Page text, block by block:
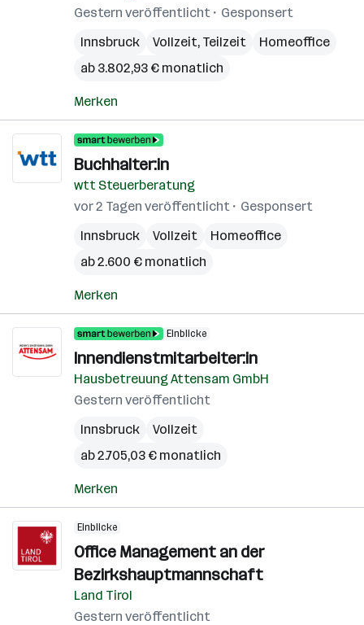
Gestern veröffentlicht
Gesponsert
Innsbruck
Vollzeit, Teilzeit
Homeoffice
ab 3.802,93 € monatlich
Merken
Buchhalter:in
wtt Steuerberatung
vor 2 Tagen veröffentlicht
Gesponsert
Innsbruck
Vollzeit
Homeoffice
ab 2.600 € monatlich
Merken
Einblicke
Innendienstmitarbeiter:in
Hausbetreuung Attensam GmbH
Gestern veröffentlicht
Innsbruck
Vollzeit
ab 2.705,03 € monatlich
Merken
Einblicke
Office Management an der
Bezirkshauptmannschaft
Land Tirol
Gestern veröffentlicht